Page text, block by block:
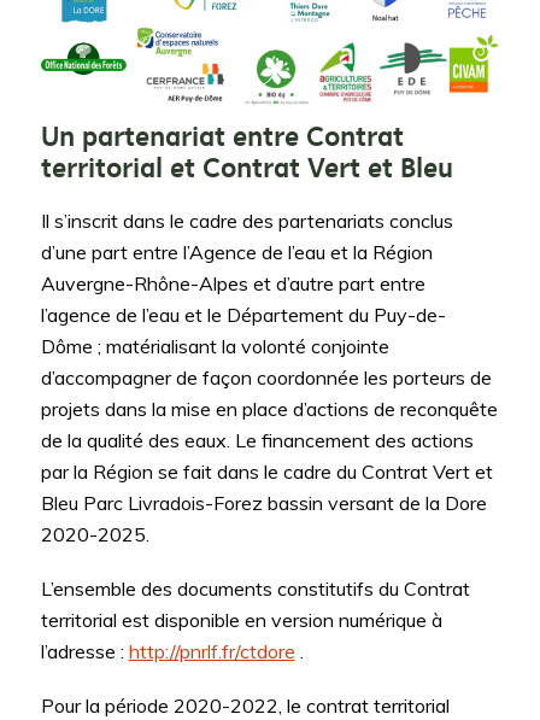
Un partenariat entre Contrat
territorial et Contrat Vert et Bleu
Il s’inscrit dans le cadre des partenariats conclus
d’une part entre l’Agence de l’eau et la Région
Auvergne-Rhône-Alpes et d’autre part entre
l’agence de l’eau et le Département du Puy-de-
Dôme ; matérialisant la volonté conjointe
d’accompagner de façon coordonnée les porteurs de
projets dans la mise en place d’actions de reconquête
de la qualité des eaux. Le financement des actions
par la Région se fait dans le cadre du Contrat Vert et
Bleu Parc Livradois-Forez bassin versant de la Dore
2020-2025.
L’ensemble des documents constitutifs du Contrat
territorial est disponible en version numérique à
l’adresse : http://pnrlf.fr/ctdore
Pour la période 2020-2022, le contrat territorial